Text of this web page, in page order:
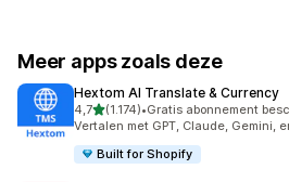
Meer apps zoals deze
Hextom AI Translate & Currency
4,7van 5 sterren
(1.174)
1174 recensies in totaal
•Gratis abonnement
Vertalen met GPT, Claude, Gemini,
Built for Shopify